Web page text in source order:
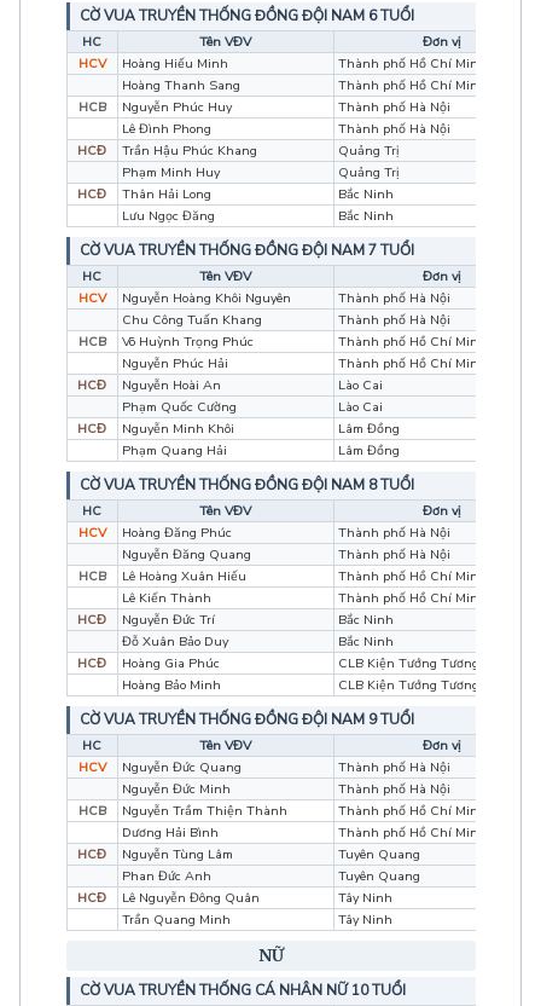
CỜ VUA TRUYỀN THỐNG ĐỒNG ĐỘI NAM 6 TUỔI
HC Tên VĐV
Đơn vị
HCV
Hoàng Hiếu Minh
Thành phố Hồ Chí Minh
Hoàng Thanh Sang
Thành phố Hồ Chí Minh
HCB
Nguyễn Phúc Huy
Thành phố Hà Nội
Lê Đình Phong
Thành phố Hà Nội
HCĐ
Trần Hậu Phúc Khang
Quảng Trị
Phạm Minh Huy
Quảng Trị
HCĐ
Thân Hải Long
Bắc Ninh
Lưu Ngọc Đăng
Bắc Ninh
CỜ VUA TRUYỀN THỐNG ĐỒNG ĐỘI NAM 7 TUỔI
HC Tên VĐV
Đơn vị
HCV
Nguyễn Hoàng Khôi Nguyên
Thành phố Hà Nội
Chu Công Tuấn Khang
Thành phố Hà Nội
HCB
Võ Huỳnh Trọng Phúc
Thành phố Hồ Chí Minh
Nguyễn Phúc Hải
Thành phố Hồ Chí Minh
HCĐ
Nguyễn Hoài An
Lào Cai
Phạm Quốc Cường
Lào Cai
HCĐ
Nguyễn Minh Khôi
Lâm Đồng
Phạm Quang Hải
Lâm Đồng
CỜ VUA TRUYỀN THỐNG ĐỒNG ĐỘI NAM 8 TUỔI
HC Tên VĐV
Đơn vị
HCV
Hoàng Đăng Phúc
Thành phố Hà Nội
Nguyễn Đăng Quang
Thành phố Hà Nội
HCB
Lê Hoàng Xuân Hiếu
Thành phố Hồ Chí Minh
Lê Kiến Thành
Thành phố Hồ Chí Minh
HCĐ
Nguyễn Đức Trí
Bắc Ninh
Đỗ Xuân Bảo Duy
Bắc Ninh
HCĐ
Hoàng Gia Phúc
CLB Kiện Tướng Tương Lai
Hoàng Bảo Minh
CLB Kiện Tướng Tương Lai
CỜ VUA TRUYỀN THỐNG ĐỒNG ĐỘI NAM 9 TUỔI
HC Tên VĐV
Đơn vị
HCV
Nguyễn Đức Quang
Thành phố Hà Nội
Nguyễn Đức Minh
Thành phố Hà Nội
HCB
Nguyễn Trầm Thiện Thành
Thành phố Hồ Chí Minh
Dương Hải Bình
Thành phố Hồ Chí Minh
HCĐ
Nguyễn Tùng Lâm
Tuyên Quang
Phan Đức Anh
Tuyên Quang
HCĐ
Lê Nguyễn Đông Quân
Tây Ninh
Trần Quang Minh
Tây Ninh
NỮ
CỜ VUA TRUYỀN THỐNG CÁ NHÂN NỮ 10 TUỔI